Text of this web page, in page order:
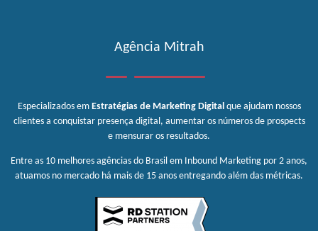
Agência Mitrah
Especializados em Estratégias de Marketing Digitalque ajudam nossos
clientes a conquistar presença digital, aumentar os números de prospects
e mensurar os resultados.
Entre as 10 melhores agências do Brasil em Inbound Marketing por 2 anos,
atuamos no mercado há mais de 15 anos entregando além das métricas.